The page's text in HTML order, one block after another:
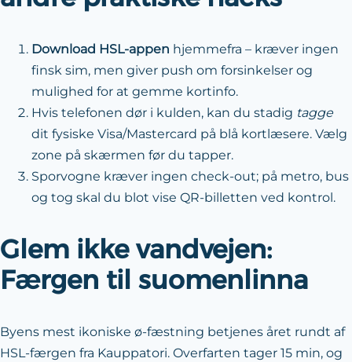
Download HSL-appen hjemmefra – kræver ingen
finsk sim, men giver push om forsinkelser og
mulighed for at gemme kortinfo.
Hvis telefonen dør i kulden, kan du stadig tagge
dit fysiske Visa/Mastercard på blå kortlæsere. Vælg
zone på skærmen før du tapper.
Sporvogne kræver ingen check-out; på metro, bus
og tog skal du blot vise QR-billetten ved kontrol.
Glem ikke vandvejen:
Færgen til suomenlinna
Byens mest ikoniske ø-fæstning betjenes året rundt af
HSL-færgen fra Kauppatori. Overfarten tager 15 min, og